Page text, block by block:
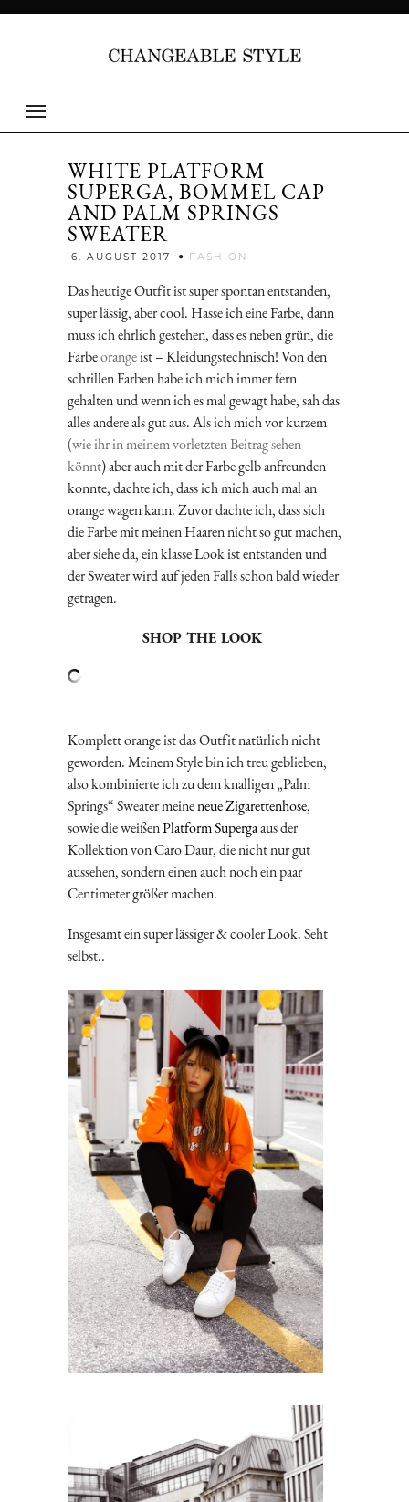
WHITE PLATFORM
SUPERGA, BOMMEL CAP
AND PALM SPRINGS
SWEATER
6. AUGUST 2017 FASHION
Das heutige Outfit ist super spontan entstanden,
super lässig, aber cool. Hasse ich eine Farbe, dann
muss ich ehrlich gestehen, dass es neben grün, die
Farbeorangeist – Kleidungstechnisch! Von den
schrillen Farben habe ich mich immer fern
gehalten und wenn ich es mal gewagt habe, sah das
alles andere als gut aus. Als ich mich vor kurzem
(wie ihr in meinem vorletzten Beitrag sehen
könnt) aber auch mit der Farbe gelb anfreunden
konnte, dachte ich, dass ich mich auch mal an
orange wagen kann. Zuvor dachte ich, dass sich
die Farbe mit meinen Haaren nicht so gut machen,
aber siehe da, ein klasse Look ist entstanden und
der Sweater wird auf jeden Falls schon bald wieder
getragen.
SHOP THE LOOK
Komplett orange ist das Outfit natürlich nicht
geworden. Meinem Style bin ich treu geblieben,
also kombinierte ich zu dem knalligen „Palm
Springs“ Sweater meineneue Zigarettenhose,
sowie die weißenPlatform Supergaaus der
Kollektion von Caro Daur, die nicht nur gut
aussehen, sondern einen auch noch ein paar
Centimeter größer machen.
Insgesamt ein super lässiger & cooler Look. Seht
selbst..